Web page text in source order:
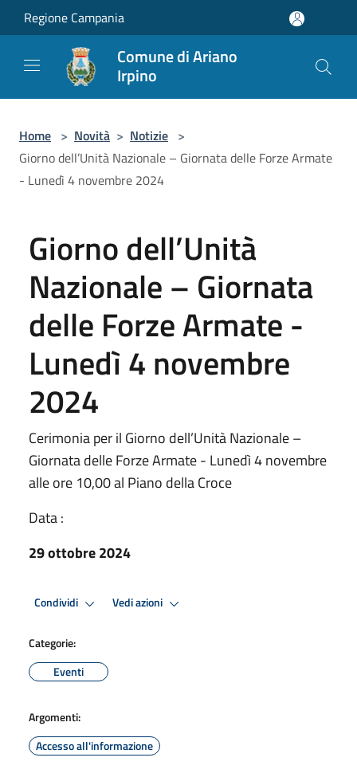
Salta al contenuto principale
Regione Campania
Comune di Ariano
Irpino
Home > Novità > Notizie >
Giorno dell’Unità Nazionale – Giornata delle Forze Armate
- Lunedì 4 novembre 2024
Giorno dell’Unità
Nazionale – Giornata
delle Forze Armate -
Lunedì 4 novembre
2024
Cerimonia per il Giorno dell’Unità Nazionale –
Giornata delle Forze Armate - Lunedì 4 novembre
alle ore 10,00 al Piano della Croce
Data :
29 ottobre 2024
Condividi Vedi azioni
Categorie:
Eventi
Argomenti:
Accesso all'informazione